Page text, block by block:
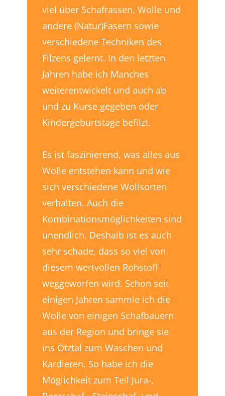
viel über Schafrassen, Wolle und
andere (Natur)Fasern sowie
verschiedene Techniken des
Filzens gelernt. In den letzten
Jahren habe ich Manches
weiterentwickelt und auch ab
und zu Kurse gegeben oder
Kindergeburtstage befilzt.
Es ist faszinierend, was alles aus
Wolle entstehen kann und wie
sich verschiedene Wollsorten
verhalten. Auch die
Kombinationsmöglichkeiten sind
unendlich. Deshalb ist es auch
sehr schade, dass so viel von
diesem wertvollen Rohstoff
weggeworfen wird. Schon seit
einigen Jahren sammle ich die
Wolle von einigen Schafbauern
aus der Region und bringe sie
ins Ötztal zum Waschen und
Kardieren. So habe ich die
Möglichkeit zum Teil Jura-,